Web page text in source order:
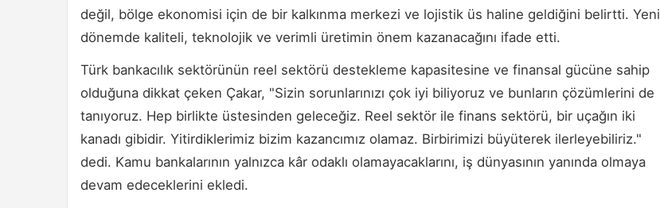
değil, bölge ekonomisi için de bir kalkınma merkezi ve lojistik üs haline geldiğini belirtti. Yeni
dönemde kaliteli, teknolojik ve verimli üretimin önem kazanacağını ifade etti.
Türk bankacılık sektörünün reel sektörü destekleme kapasitesine ve finansal gücüne sahip
olduğuna dikkat çeken Çakar, "Sizin sorunlarınızı çok iyi biliyoruz ve bunların çözümlerini de
tanıyoruz. Hep birlikte üstesinden geleceğiz. Reel sektör ile finans sektörü, bir uçağın iki
kanadı gibidir. Yitirdiklerimiz bizim kazancımız olamaz. Birbirimizi büyüterek ilerleyebiliriz."
dedi. Kamu bankalarının yalnızca kâr odaklı olamayacaklarını, iş dünyasının yanında olmaya
devam edeceklerini ekledi.